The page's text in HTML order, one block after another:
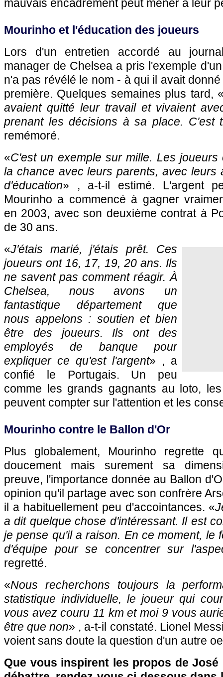
mauvais encadrement peut mener à leur
Mourinho et l'éducation des joueurs
Lors d'un entretien accordé au
manager de Chelsea a pris l'exemple
n'a pas révélé le nom - à qui il avait
première. Quelques semaines plus tard,
avaient quitté leur travail et vivaient
prenant les décisions à sa place. C'est
remémoré.
«C'est un exemple sur mille. Les
la chance avec leurs parents, avec leurs
d'éducation» , a-t-il estimé. L'argent
Mourinho a commencé à gagner
en 2003, avec son deuxième contrat à
de 30 ans.
«J'étais marié, j'étais prêt. Ces
joueurs ont 16, 17, 19, 20 ans. Ils
ne savent pas comment réagir. À
Chelsea, nous avons un
fantastique département que
nous appelons : soutien et bien
être des joueurs. Ils ont des
employés de banque pour
expliquer ce qu'est l'argent» , a
confié le Portugais. Un peu
comme les grands gagnants au loto,
peuvent compter sur l'attention et les
Mourinho contre le Ballon d'Or
Plus globalement, Mourinho regrette
doucement mais surement sa
preuve, l'importance donnée au Ballon
opinion qu'il partage avec son confrère
il a habituellement peu d'accointances. «
a dit quelque chose d'intéressant. Il est
je pense qu'il a raison. En ce moment, le
d'équipe pour se concentrer sur
regretté.
«Nous recherchons toujours la
statistique individuelle, le joueur qui
vous avez couru 11 km et moi 9 vous
être que non» , a-t-il constaté. Lionel
voient sans doute la question d'un autre
Que vous inspirent les propos de José